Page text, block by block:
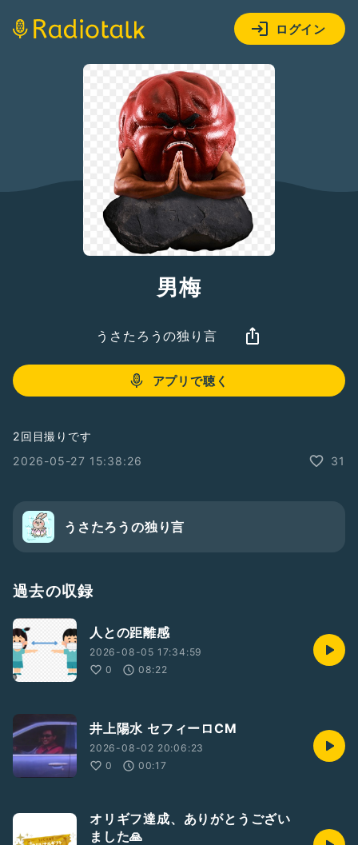
ログイン
男梅
うさたろうの独り言
アプリで聴く
2回目撮りです
2026-05-27 15:38:26
31
うさたろうの独り言
過去の収録
人との距離感
2026-08-05 17:34:59
0
08:22
井上陽水 セフィーロCM
2026-08-02 20:06:23
0
00:17
オリギフ達成、ありがとうござい
ました🙏